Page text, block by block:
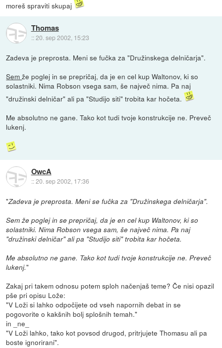
moreš spraviti skupaj
Thomas
::20. sep 2002, 15:23
Zadeva je preprosta. Meni se fučka za "Družinskega delničarja".
Semže poglej in se prepričaj, da je en cel kup Waltonov, ki so
solastniki. Nima Robson vsega sam, še največ nima. Pa naj
"družinski delničar" ali pa "Studijo siti" trobita kar hočeta.
Me absolutno ne gane. Tako kot tudi tvoje konstrukcije ne. Preveč
lukenj.
OwcA
::20. sep 2002, 17:36
"Zadeva je preprosta. Meni se fučka za "Družinskega delničarja".
Sem že poglej in se prepričaj, da je en cel kup Waltonov, ki so
solastniki. Nima Robson vsega sam, še največ nima. Pa naj
"družinski delničar" ali pa "Studijo siti" trobita kar hočeta.
Me absolutno ne gane. Tako kot tudi tvoje konstrukcije ne. Preveč
lukenj."
Zakaj pri takem odnosu potem sploh načenjaš teme? Če nisi opazil
pše pri opisu Lože:
"V Loži si lahko odpočijete od vseh napornih debat in se
pogovorite o kakšnih bolj splošnih temah."
in _ne_
"V Loži lahko, tako kot povsod drugod, pritrjujete Thomasu ali pa
boste ignorirani".